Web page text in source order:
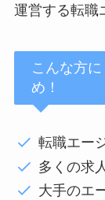
運営する転職
こんな方
め！
転職エー
多くの求
大手のエ